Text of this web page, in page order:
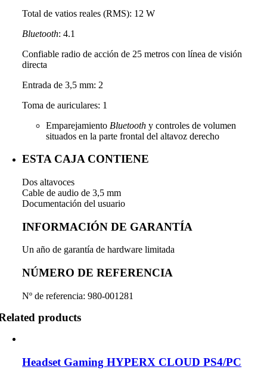
Total de vatios reales (RMS): 12 W
Bluetooth: 4.1
Confiable radio de acción de 25 metros con línea de visión
directa
Entrada de 3,5 mm: 2
Toma de auriculares: 1
Emparejamiento Bluetooth y controles de volumen
situados en la parte frontal del altavoz derecho
ESTA CAJA CONTIENE
Dos altavoces
Cable de audio de 3,5 mm
Documentación del usuario
INFORMACIÓN DE GARANTÍA
Un año de garantía de hardware limitada
NÚMERO DE REFERENCIA
Nº de referencia: 980-001281
products
Headset Gaming HYPERX CLOUD PS4/PC